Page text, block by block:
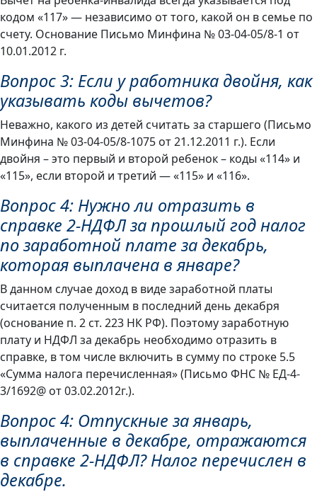
кодом «117» — независимо от того, какой он в семье по
счету. Основание Письмо Минфина № 03-04-05/8-1 от
10.01.2012 г.
Вопрос 3: Если у работника двойня, как
указывать коды вычетов?
Неважно, какого из детей считать за старшего (Письмо
Минфина № 03-04-05/8-1075 от 21.12.2011 г.). Если
двойня – это первый и второй ребенок – коды «114» и
«115», если второй и третий — «115» и «116».
Вопрос 4: Нужно ли отразить в
справке 2-НДФЛ за прошлый год налог
по заработной плате за декабрь,
которая выплачена в январе?
В данном случае доход в виде заработной платы
считается полученным в последний день декабря
(основание п. 2 ст. 223 НК РФ). Поэтому заработную
плату и НДФЛ за декабрь необходимо отразить в
справке, в том числе включить в сумму по строке 5.5
«Сумма налога перечисленная» (Письмо ФНС № ЕД-4-
3/1692@ от 03.02.2012г.).
Вопрос 4: Отпускные за январь,
выплаченные в декабре, отражаются
в справке 2-НДФЛ? Налог перечислен в
декабре.